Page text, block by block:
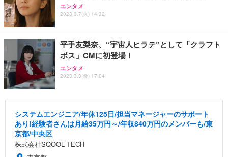
エンタメ
2023.3.7(火) 14:32
平手友梨奈、“宇宙人ヒラテ”として「クラフト
ボス」CMに初登場！
エンタメ
2023.3.3(金) 17:04
システムエンジニア/年休125日/担当マネージャーのサポート
あり!経験者さんは月給35万円～/年収840万円のメンバーも/東
京都/中央区
株式会社SQOOL TECH